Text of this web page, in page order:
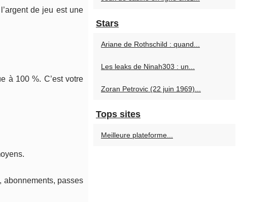
de jeu est une
à 100 %. C’est votre
passes
Stars
Ariane de Rothschild : quand...
Les leaks de Ninah303 : un...
Zoran Petrovic (22 juin 1969)...
Tops sites
Meilleure plateforme...